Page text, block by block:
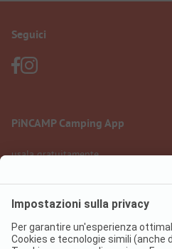
Seguici
PiNCAMP Camping App
usala gratuitamente
Informazione legale